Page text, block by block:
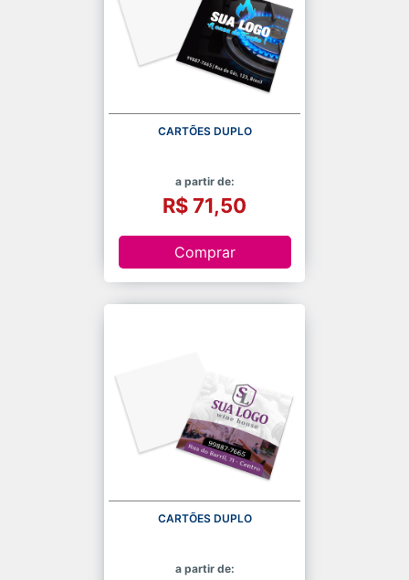
CARTÕES DUPLO
a partir de:
R$ 71,50
Comprar
CARTÕES DUPLO
a partir de: